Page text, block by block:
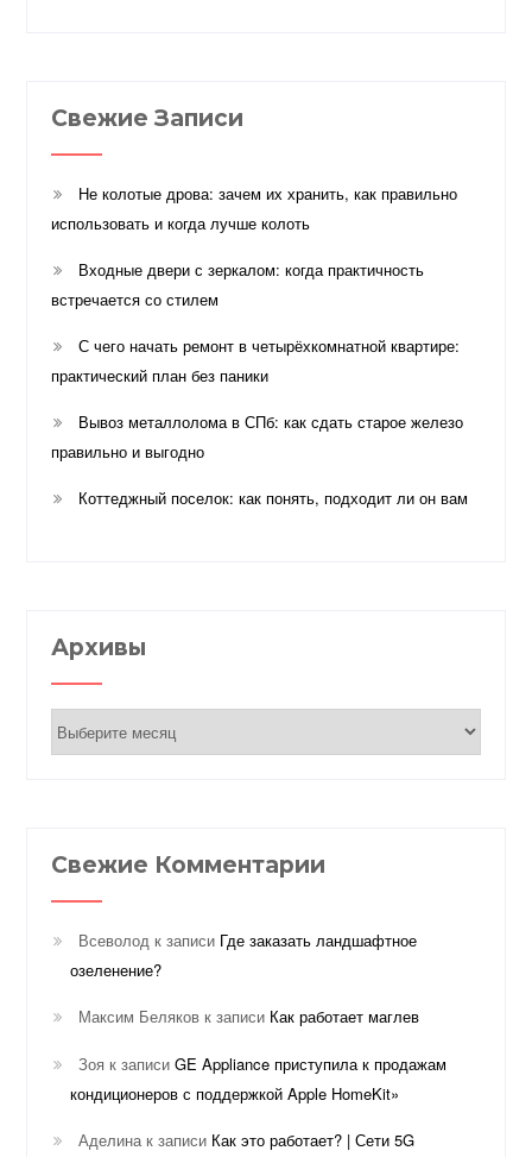
Свежие Записи
Не колотые дрова: зачем их хранить, как правильно
использовать и когда лучше колоть
Входные двери с зеркалом: когда практичность
встречается со стилем
С чего начать ремонт в четырёхкомнатной квартире:
практический план без паники
Вывоз металлолома в СПб: как сдать старое железо
правильно и выгодно
Коттеджный поселок: как понять, подходит ли он вам
Архивы
Архивы
Свежие Комментарии
Всеволод к записи Где заказать ландшафтное
озеленение?
Максим Беляков к записи Как работает маглев
Зоя к записиGE Appliance приступила к продажам
кондиционеров с поддержкой Apple HomeKit»
Аделинак записи Как это работает? | Сети 5G